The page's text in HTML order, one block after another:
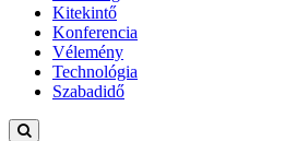
Kitekintő
Konferencia
Vélemény
Technológia
Szabadidő